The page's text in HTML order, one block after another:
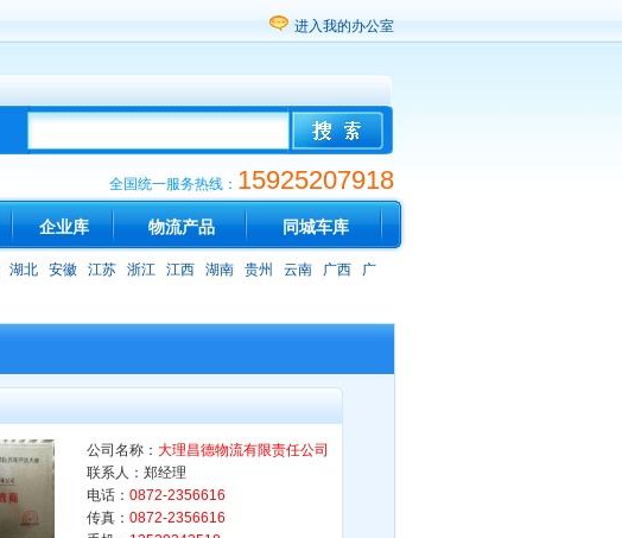
进入我的办公室
全国统一服务热线： 15925207918
企业库 物流产品 同城车库
湖北 安徽 江苏 浙江 江西 湖南 贵州 云南 广西
广
公司名称： 大理昌德物流有限责任公司
联系人：郑经理
电话： 0872-2356616
传真： 0872-2356616